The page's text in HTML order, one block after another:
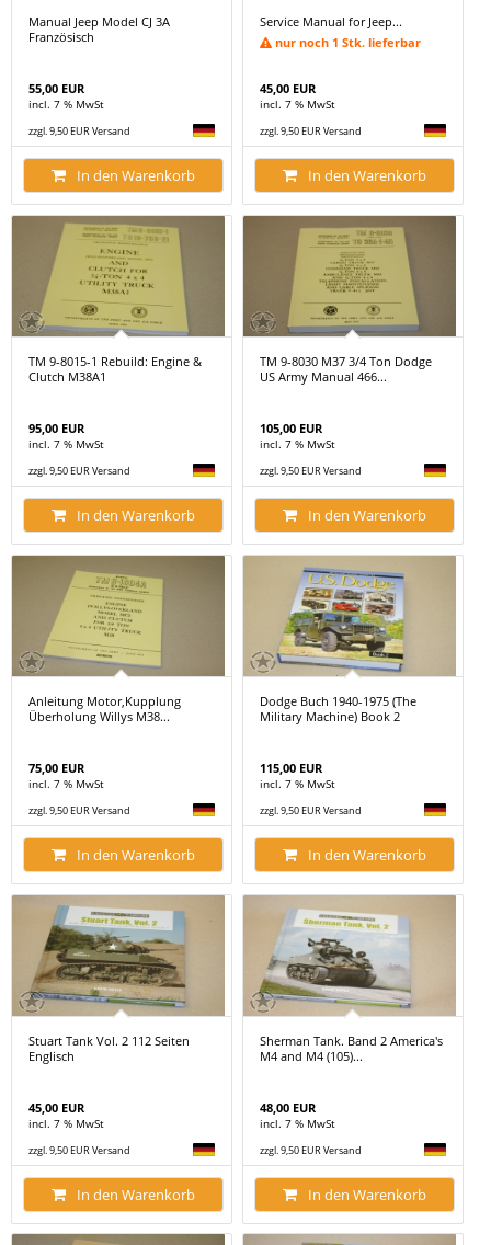
Manual Jeep Model CJ 3A
Französisch
55,00 EUR
incl. 7 % MwSt
zzgl. 9,50 EUR Versand
In den Warenkorb
Service Manual for Jeep...
nur noch 1 Stk. lieferbar
45,00 EUR
incl. 7 % MwSt
zzgl. 9,50 EUR Versand
In den Warenkorb
TM 9-8015-1 Rebuild: Engine &
Clutch M38A1
95,00 EUR
incl. 7 % MwSt
zzgl. 9,50 EUR Versand
In den Warenkorb
TM 9-8030 M37 3/4 Ton Dodge
US Army Manual 466...
105,00 EUR
incl. 7 % MwSt
zzgl. 9,50 EUR Versand
In den Warenkorb
Anleitung Motor,Kupplung
Überholung Willys M38...
75,00 EUR
incl. 7 % MwSt
zzgl. 9,50 EUR Versand
In den Warenkorb
Dodge Buch 1940-1975 (The
Military Machine) Book 2
115,00 EUR
incl. 7 % MwSt
zzgl. 9,50 EUR Versand
In den Warenkorb
Stuart Tank Vol. 2 112 Seiten
Englisch
45,00 EUR
incl. 7 % MwSt
zzgl. 9,50 EUR Versand
In den Warenkorb
Sherman Tank. Band 2 America's
M4 and M4 (105)...
48,00 EUR
incl. 7 % MwSt
zzgl. 9,50 EUR Versand
In den Warenkorb